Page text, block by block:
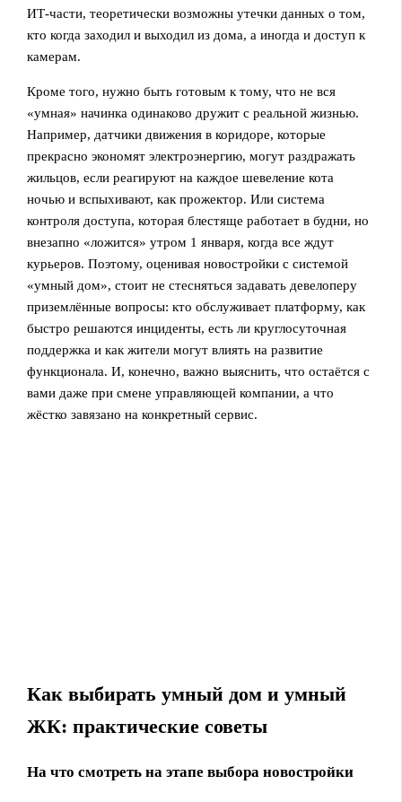
ИТ‑части, теоретически возможны утечки данных о том,
кто когда заходил и выходил из дома, а иногда и доступ к
камерам.
Кроме того, нужно быть готовым к тому, что не вся
«умная» начинка одинаково дружит с реальной жизнью.
Например, датчики движения в коридоре, которые
прекрасно экономят электроэнергию, могут раздражать
жильцов, если реагируют на каждое шевеление кота
ночью и вспыхивают, как прожектор. Или система
контроля доступа, которая блестяще работает в будни, но
внезапно «ложится» утром 1 января, когда все ждут
курьеров. Поэтому, оценивая новостройки с системой
«умный дом», стоит не стесняться задавать девелоперу
приземлённые вопросы: кто обслуживает платформу, как
быстро решаются инциденты, есть ли круглосуточная
поддержка и как жители могут влиять на развитие
функционала. И, конечно, важно выяснить, что остаётся с
вами даже при смене управляющей компании, а что
жёстко завязано на конкретный сервис.
Как выбирать умный дом и умный
ЖК: практические советы
На что смотреть на этапе выбора новостройки